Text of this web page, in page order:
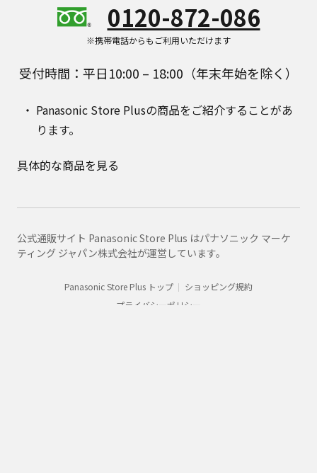
0120-872-086
※携帯電話からもご利用いただけます
受付時間：平日10:00 – 18:00（年末年始を除く）
Panasonic Store Plusの商品をご紹介することがあ
ります。
具体的な商品を見る
公式通販サイト Panasonic Store Plus はパナソニック マーケ
ティング ジャパン株式会社が運営しています。
Panasonic Store Plus トップ
ショッピング規約
プライバシーポリシー